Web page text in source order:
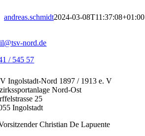
Inhalt
andreas.schmidt2024-03-08T11:37:08+01:00
nord.de
/ 545 57
Ingolstadt-Nord 1897 / 1913 e. V
Nord-Ost
25
Ingolstadt
Christian De Lapuente